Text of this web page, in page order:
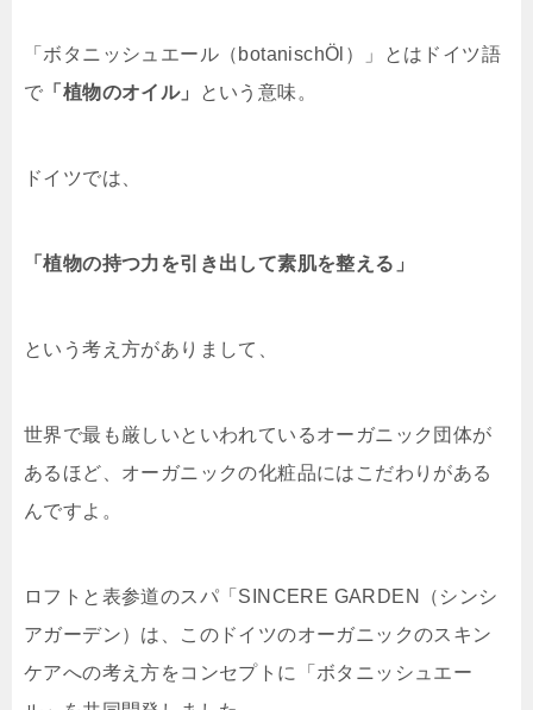
「ボタニッシュエール（botanischÖl）」とはドイツ語
で 「植物のオイル」 という意味。
ドイツでは、
「植物の持つ力を引き出して素肌を整える」
という考え方がありまして、
世界で最も厳しいといわれているオーガニック団体が
あるほど、オーガニックの化粧品にはこだわりがある
んですよ。
ロフトと表参道のスパ「SINCERE GARDEN（シンシ
アガーデン）は、このドイツのオーガニックのスキン
ケアへの考え方をコンセプトに「ボタニッシュエー